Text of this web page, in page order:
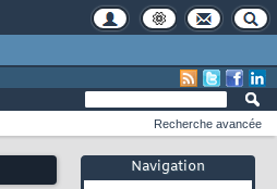
Navigation
Recherche avancée